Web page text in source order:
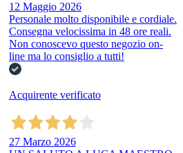
12 Maggio 2026
Personale molto disponibile e cordiale.
Consegna velocissima in 48 ore reali.
Non conoscevo questo negozio on-
line ma lo consiglio a tutti!
Acquirente verificato
27 Marzo 2026